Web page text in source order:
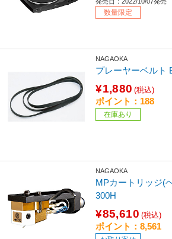
数量限定
NAGAOKA
プレーヤーベルト
¥1,880 (税込)
ポイント：188
在庫あり
NAGAOKA
MPカートリッジ(
300H
¥85,610 (税込)
ポイント：8,561